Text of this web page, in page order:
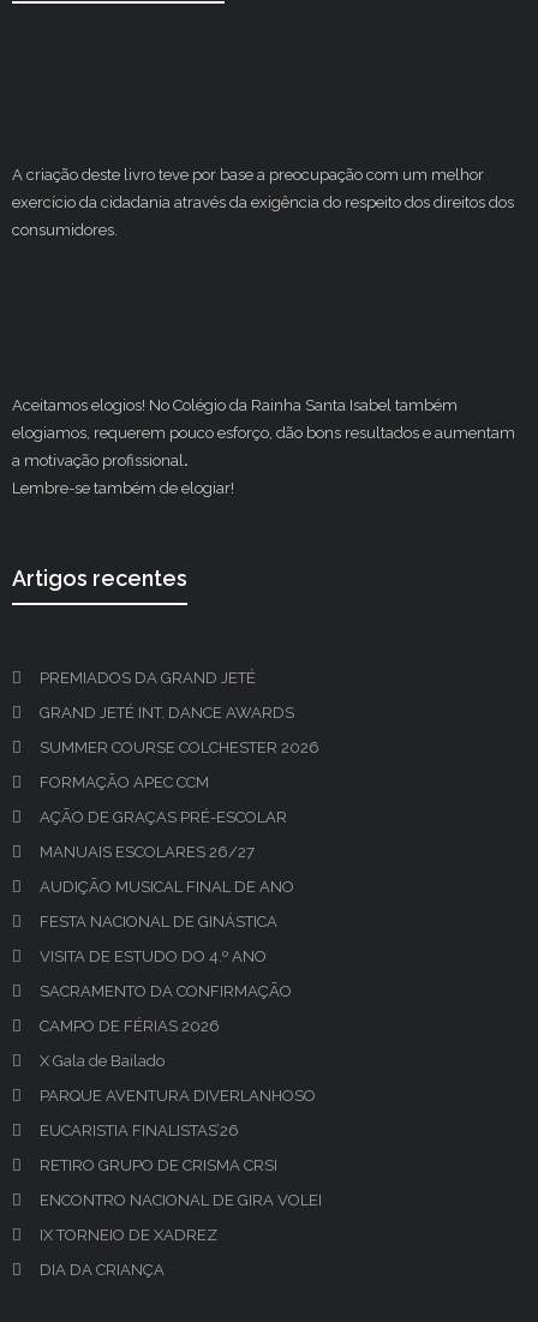
A criação deste livro teve por base a preocupação com um melhor
exercício da cidadania através da exigência do respeito dos direitos dos
consumidores.
Aceitamos elogios! No Colégio da Rainha Santa Isabel também
elogiamos, requerem pouco esforço, dão bons resultados e aumentam
a motivação profissional.
Lembre-se também de elogiar!
Artigos recentes
PREMIADOS DA GRAND JETÉ
GRAND JETÉ INT. DANCE AWARDS
SUMMER COURSE COLCHESTER 2026
FORMAÇÃO APEC CCM
AÇÃO DE GRAÇAS PRÉ-ESCOLAR
MANUAIS ESCOLARES 26/27
AUDIÇÃO MUSICAL FINAL DE ANO
FESTA NACIONAL DE GINÁSTICA
VISITA DE ESTUDO DO 4.º ANO
SACRAMENTO DA CONFIRMAÇÃO
CAMPO DE FÉRIAS 2026
X Gala de Bailado
PARQUE AVENTURA DIVERLANHOSO
EUCARISTIA FINALISTAS’26
RETIRO GRUPO DE CRISMA CRSI
ENCONTRO NACIONAL DE GIRA VOLEI
IX TORNEIO DE XADREZ
DIA DA CRIANÇA